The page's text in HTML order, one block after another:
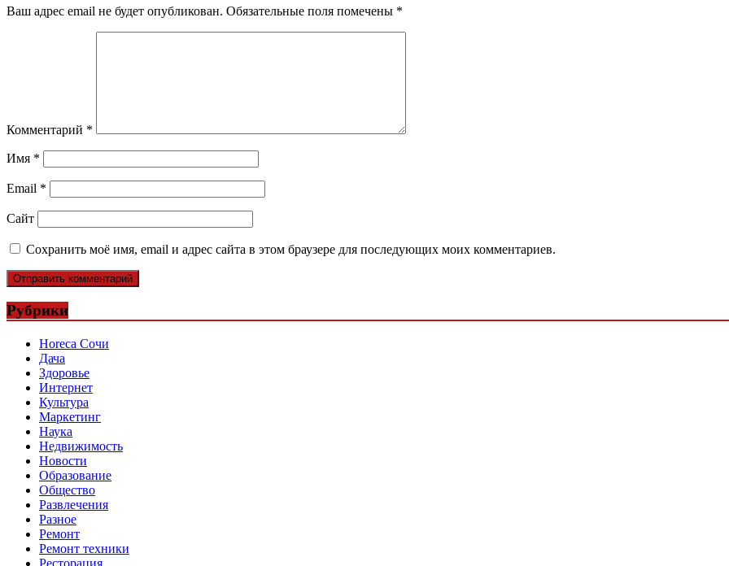
Ваш адрес email не будет опубликован. Обязательные поля помечены *
Комментарий *
Имя *
Email *
Сайт
Сохранить моё имя, email и адрес сайта в этом браузере для последующих моих комментариев.
Рубрики
Horeca Сочи
Дача
Здоровье
Интернет
Культура
Маркетинг
Наука
Недвижимость
Новости
Образование
Общество
Развлечения
Разное
Ремонт
Ремонт техники